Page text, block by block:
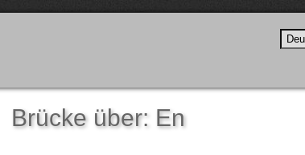
Brücke über: En